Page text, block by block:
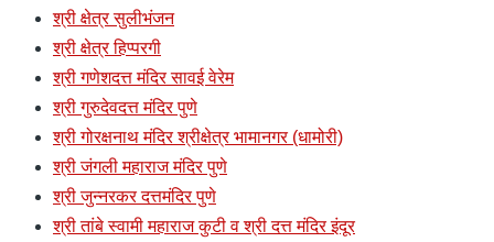
श्री क्षेत्र सुलीभंजन
श्री क्षेत्र हिप्परगी
श्री गणेशदत्त मंदिर सावई वेरेम
श्री गुरुदेवदत्त मंदिर पुणे
श्री गोरक्षनाथ मंदिर श्रीक्षेत्र भामानगर (धामोरी)
श्री जंगली महाराज मंदिर पुणे
श्री जुन्नरकर दत्तमंदिर पुणे
श्री तांबे स्वामी महाराज कुटी व श्री दत्त मंदिर इंदूर